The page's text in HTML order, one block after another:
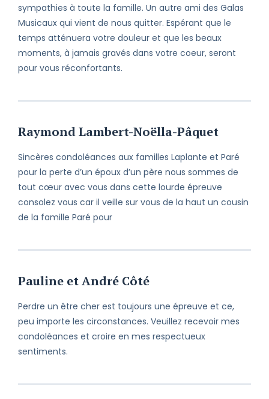
sympathies à toute la famille. Un autre ami des Galas
Musicaux qui vient de nous quitter. Espérant que le
temps atténuera votre douleur et que les beaux
moments, à jamais gravés dans votre coeur, seront
pour vous réconfortants.
Raymond Lambert-Noëlla-Pâquet
Sincères condoléances aux familles Laplante et Paré
pour la perte d’un époux d’un père nous sommes de
tout cœur avec vous dans cette lourde épreuve
consolez vous car il veille sur vous de la haut un cousin
de la famille Paré pour
Pauline et André Côté
Perdre un être cher est toujours une épreuve et ce,
peu importe les circonstances. Veuillez recevoir mes
condoléances et croire en mes respectueux
sentiments.